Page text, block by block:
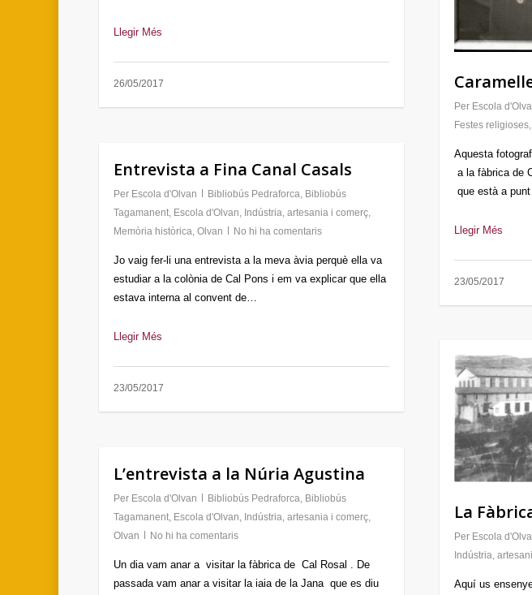
Llegir Més
26/05/2017
Per Escola
Festes religioses
Aquesta
a la fàbrica de
que està a
Llegir Més
23/05/2017
Entrevista a Fina Canal Casals
Per Escola d'Olvan Bibliobús Pedraforca, Bibliobús
Tagamanent, Escola d'Olvan, Indústria, artesania i comerç,
Memòria històrica, Olvan No hi ha comentaris
Jo vaig fer-li una entrevista a la meva àvia perquè ella va
estudiar a la colònia de Cal Pons i em va explicar que ella
estava interna al convent de…
Llegir Més
23/05/2017
La
Per Escola
Indústria,
Aquí us
L’entrevista a la Núria Agustina
Per Escola d'Olvan Bibliobús Pedraforca, Bibliobús
Tagamanent, Escola d'Olvan, Indústria, artesania i comerç,
Olvan
No hi ha comentaris
Un dia vam anar a visitar la fàbrica de Cal Rosal . De
passada vam anar a visitar la iaia de la Jana que es diu